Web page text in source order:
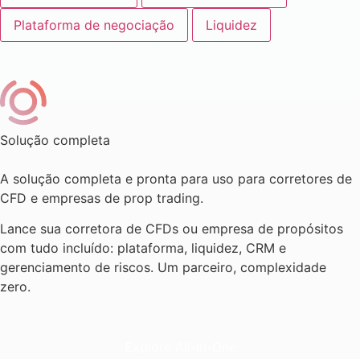
Plataforma de negociação Liquidez
Solução completa
A solução completa e pronta para uso para corretores de
CFD e empresas de prop trading.
Lance sua corretora de CFDs ou empresa de propósitos
com tudo incluído: plataforma, liquidez, CRM e
gerenciamento de riscos. Um parceiro, complexidade
zero.